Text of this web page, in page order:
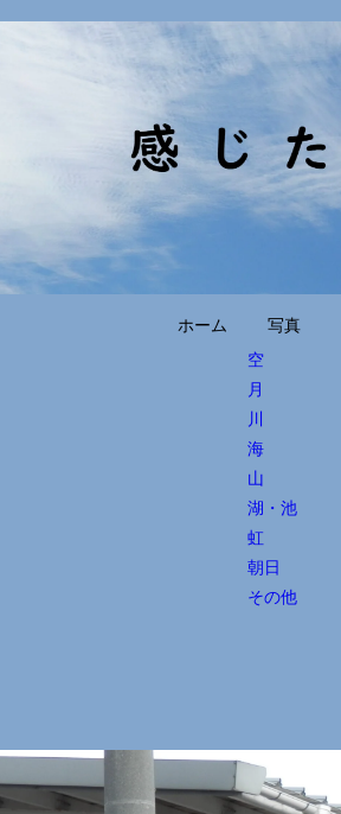
ホーム
写真
空
月
川
海
山
湖・池
虹
朝日
その他